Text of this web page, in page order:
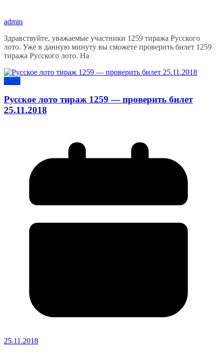
admin
Здравствуйте, уважаемые участники 1259 тиража Русского
лото. Уже в данную минуту вы сможете проверить билет 1259
тиража Русского лото. На
Лото
Русское лото тираж 1259 — проверить билет
25.11.2018
25.11.2018